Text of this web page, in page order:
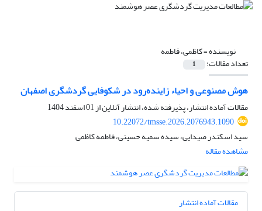
نویسنده =کاظمی، فاطمه
تعداد مقالات: 1
هوش مصنوعی و احیاء زاینده‌رود در شکوفایی گردشگری اصفهان
مقالات آماده انتشار، پذیرفته شده، انتشار آنلاین از01 اسفند 1404
10.22072/tmsse.2026.2076943.1090
سید اسکندر صیدایی، سیده سمیه حسینی، فاطمه کاظمی
مشاهده مقاله
مقالات آماده انتشار